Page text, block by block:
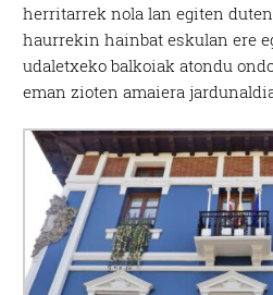
herritarrek nola lan egiten
haurrekin hainbat eskulan ere
udaletxeko balkoiak atondu
eman zioten amaiera